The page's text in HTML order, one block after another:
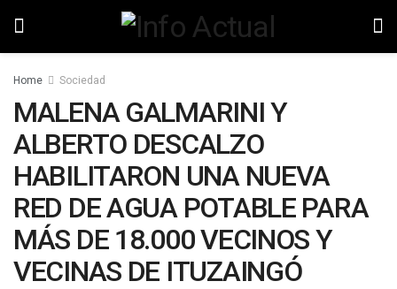
Home Sociedad
MALENA GALMARINI Y
ALBERTO DESCALZO
HABILITARON UNA NUEVA
RED DE AGUA POTABLE PARA
MÁS DE 18.000 VECINOS Y
VECINAS DE ITUZAINGÓ